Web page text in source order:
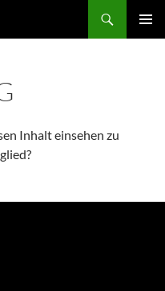
Inhalt einsehen zu